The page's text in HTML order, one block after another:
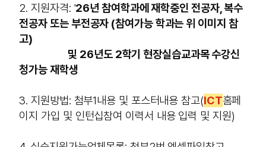
2. 지원자격: '26년 참여학과에 재학중인 전공자, 복수
전공자 또는 부전공자 (참여가능 학과는 위 이미지 참
고)
및 26년도 2학기 현장실습교과목 수강신
청가능 재학생
3. 지원방법: 첨부1내용 및 포스터내용 참고(ICT홈페
이지 가입 및 인턴십참여 이력서 내용 입력 및 지원)